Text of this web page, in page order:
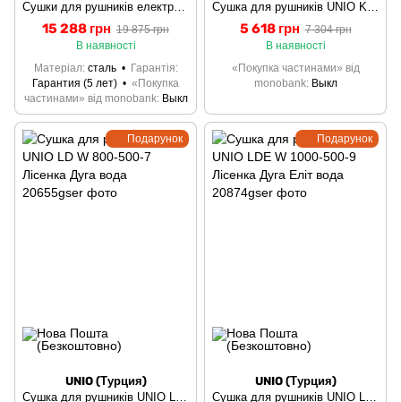
Сушки для рушників електричний 500 х 1200 Лівостороннє підключення Laris Зебра Міраж ЧКЧ11
15 288 грн 19 875 грн
В наявності
Матеріал сталь
Гарантія
Гарантия (5 лет)
«Покупка
частинами» від monobank Выкл
Сушка для рушників UNIO KSp W 700-500-5 Каскад скоба з полицею вода
5 618 грн 7 304 грн
В наявності
«Покупка частинами» від
monobank Выкл
Подарунок
UNIO (Турция)
Подарунок
UNIO (Турция)